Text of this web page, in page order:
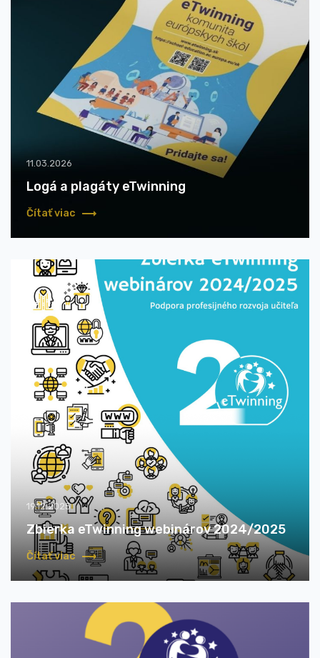
11.03.2026
Logá a plagáty eTwinning
Čítať viac
19.12.2025
Zbierka eTwinning webinárov 2024/2025
Čítať viac